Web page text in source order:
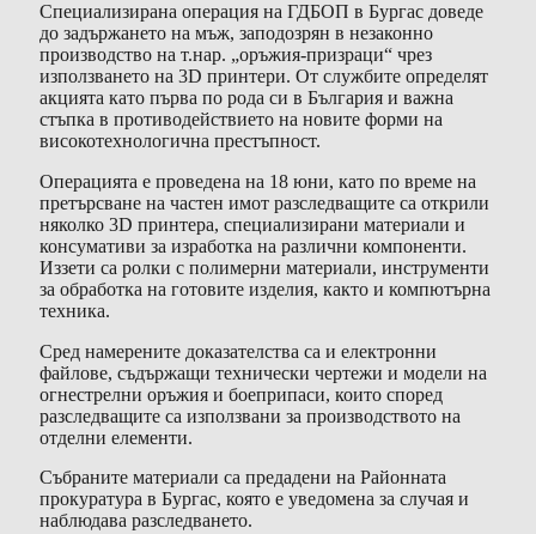
Специализирана операция на ГДБОП в Бургас доведе
до задържането на мъж, заподозрян в незаконно
производство на т.нар. „оръжия-призраци“ чрез
използването на 3D принтери. От службите определят
акцията като първа по рода си в България и важна
стъпка в противодействието на новите форми на
високотехнологична престъпност.
Операцията е проведена на 18 юни, като по време на
претърсване на частен имот разследващите са открили
няколко 3D принтера, специализирани материали и
консумативи за изработка на различни компоненти.
Иззети са ролки с полимерни материали, инструменти
за обработка на готовите изделия, както и компютърна
техника.
Сред намерените доказателства са и електронни
файлове, съдържащи технически чертежи и модели на
огнестрелни оръжия и боеприпаси, които според
разследващите са използвани за производството на
отделни елементи.
Събраните материали са предадени на Районната
прокуратура в Бургас, която е уведомена за случая и
наблюдава разследването.